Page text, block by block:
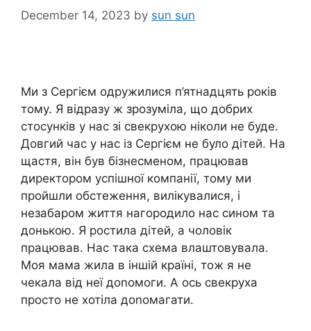
December 14, 2023 by sun sun
Ми з Сергієм одружилися п’ятнадцять років
тому. Я відразу ж зрозуміла, що добрих
стосунків у нас зі свекрухою ніколи не буде.
Довгий час у нас із Сергієм не було дітей. На
щастя, він був бізнесменом, працював
директором успішної компанії, тому ми
пройшли обстеження, вилікувалися, і
незабаром життя нагородило нас сином та
донькою. Я ростила дітей, а чоловік
працював. Нас така схема влаштовувала.
Моя мама жила в іншій країні, тож я не
чекала від неї доnомоги. А ось свекруха
просто не хотіла доnомагати.